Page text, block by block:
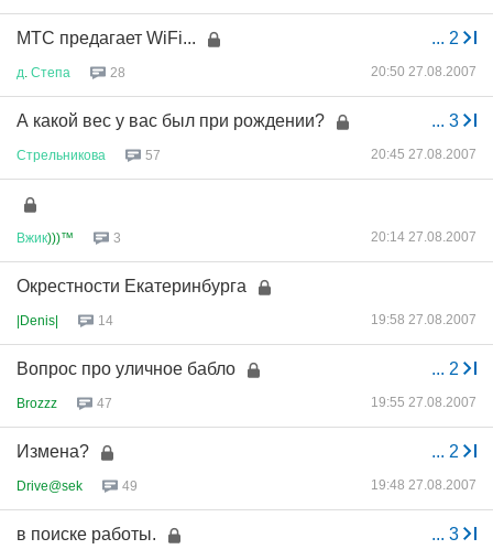
... 2
МТС предагает WiFi...
д Степа 28 20:50 27.08.2007
... 3
А какой вес у вас был при рождении?
Стрельникова 57 20:45 27.08.2007
Вжик)))™ 3 20:14 27.08.2007
Окрестности Екатеринбурга
|Denis| 14 19:58 27.08.2007
... 2
Вопрос про уличное бабло
Brozzz 47 19:55 27.08.2007
... 2
Измена?
Drive@sek 49 19:48 27.08.2007
... 3
в поиске работы.